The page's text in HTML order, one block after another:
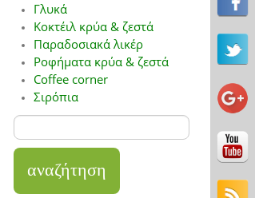
Γλυκά
Κοκτέιλ κρύα & ζεστά
Παραδοσιακά λικέρ
Ροφήματα κρύα & ζεστά
Coffee corner
Σιρόπια